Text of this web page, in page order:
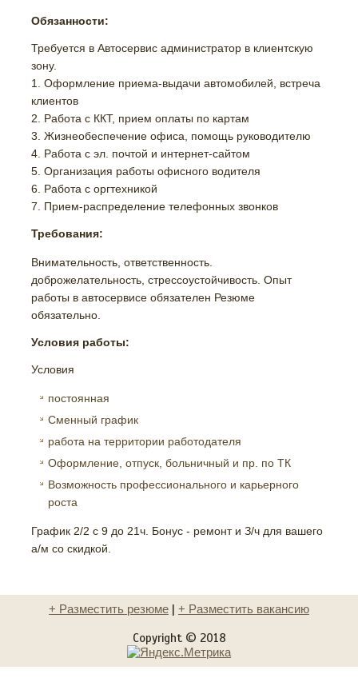
Обязанности:
Требуется в Автосервис администратор в клиентскую
зону.
1. Оформление приема-выдачи автомобилей, встреча
клиентов
2. Работа с ККТ, прием оплаты по картам
3. Жизнеобеспечение офиса, помощь руководителю
4. Работа с эл. почтой и интернет-сайтом
5. Организация работы офисного водителя
6. Работа с оргтехникой
7. Прием-распределение телефонных звонков
Требования:
Внимательность, ответственность.
доброжелательность, стрессоустойчивость. Опыт
работы в автосервисе обязателен Резюме
обязательно.
Условия работы:
Условия
постоянная
Сменный график
работа на территории работодателя
Оформление, отпуск, больничный и пр. по ТК
Возможность профессионального и карьерного
роста
График 2/2 с 9 до 21ч. Бонус - ремонт и З/ч для вашего
а/м со скидкой.
+ Разместить резюме | + Разместить вакансию
Copyright © 2018